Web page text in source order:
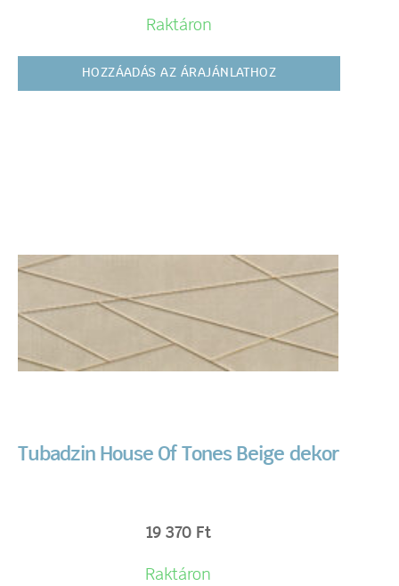
Raktáron
HOZZÁADÁS AZ ÁRAJÁNLATHOZ
Tubadzin House Of Tones Beige dekor
19 370 Ft
Raktáron